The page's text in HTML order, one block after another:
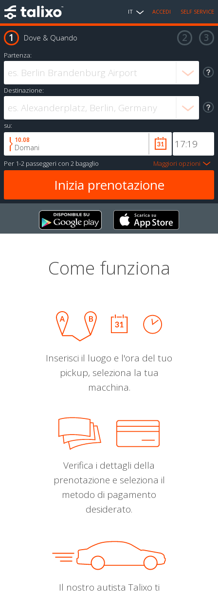
IT ACCEDI SELF SERVICE
Dove & Quando
Partenza:
Destinazione:
su:
10.08
Domani
Per 1-2 passeggeri con 2 bagaglio Maggiori opzioni
Come funziona
Inserisci il luogo e l'ora del tuo
pickup, seleziona la tua
macchina.
Verifica i dettagli della
prenotazione e seleziona il
metodo di pagamento
desiderato.
Il nostro autista Talixo ti